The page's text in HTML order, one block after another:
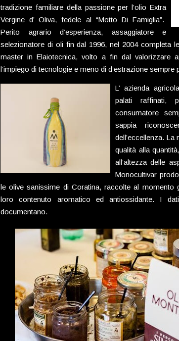
tradizione familiare della passione per l’olio Extra
Vergine d’ Oliva, fedele al “Motto Di Famiglia”.
Perito agrario d’esperienza, assaggiatore e
selezionatore di oli fin dal 1996, nel 2004 completa
master in Elaiotecnica, volto a fin dal valorizzare
l’impiego di tecnologie e meno di d’estrazione sempre
L’ azienda
palati raffinati,
consumatore
sappia
dell’eccellenza. La
qualità alla
all’altezza delle
Monocultivar
le olive sanissime di Coratina, raccolte al momento
loro contenuto aromatico ed antiossidante. I
documentano.